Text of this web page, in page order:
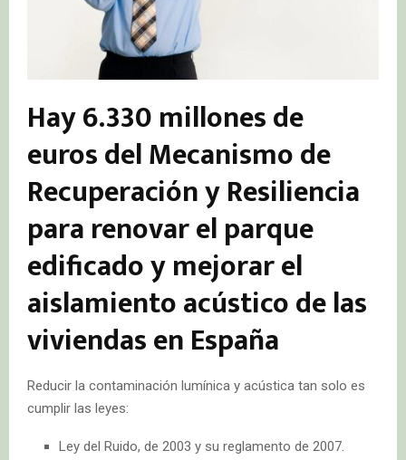
Hay 6.330 millones de
euros del Mecanismo de
Recuperación y Resiliencia
para renovar el parque
edificado y mejorar el
aislamiento acústico de las
viviendas en España
Reducir la contaminación lumínica y acústica tan solo es
cumplir las leyes:
Ley del Ruido, de 2003 y su reglamento de 2007.